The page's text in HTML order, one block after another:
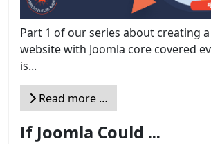
Part 1 of our series about creating
website with Joomla core covered
is...
Read more …
If Joomla Could ...